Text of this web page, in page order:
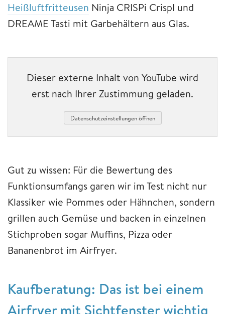
Heißluftfritteusen Ninja CRISPi CrispI und
DREAME Tasti mit Garbehältern aus Glas.
Dieser externe Inhalt von YouTube wird
erst nach Ihrer Zustimmung geladen.
Datenschutzeinstellungen öffnen
Gut zu wissen: Für die Bewertung des
Funktionsumfangs garen wir im Test nicht nur
Klassiker wie Pommes oder Hähnchen, sondern
grillen auch Gemüse und backen in einzelnen
Stichproben sogar Muffins, Pizza oder
Bananenbrot im Airfryer.
Kaufberatung: Das ist bei einem
Airfryer mit Sichtfenster wichtig